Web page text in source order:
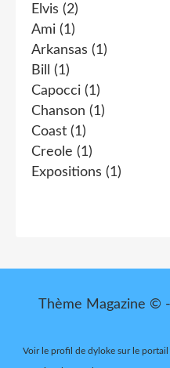
Elvis (2)
Ami (1)
Arkansas (1)
Bill
(1)
Capocci (1)
Chanson (1)
Coast (1)
Creole (1)
Expositions (1)
Thème Magazine ©
Voir le profil de dyloke sur le portail